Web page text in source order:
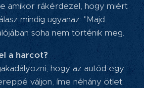
amikor rákérdezel, hogy miért
mindig ugyanaz: "Majd
soha nem történik meg.
a harcot?
hogy az autód egy
váljon, íme néhány ötlet: